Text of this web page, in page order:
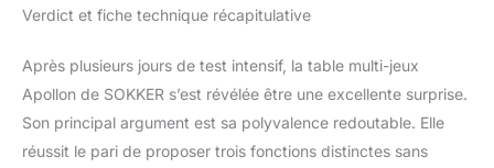
Verdict et fiche technique récapitulative
Après plusieurs jours de test intensif, la table multi-jeux
Apollon de SOKKER s’est révélée être une excellente surprise.
Son principal argument est sa polyvalence redoutable. Elle
réussit le pari de proposer trois fonctions distinctes sans